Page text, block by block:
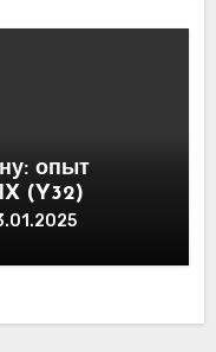
опыт
(Y32)